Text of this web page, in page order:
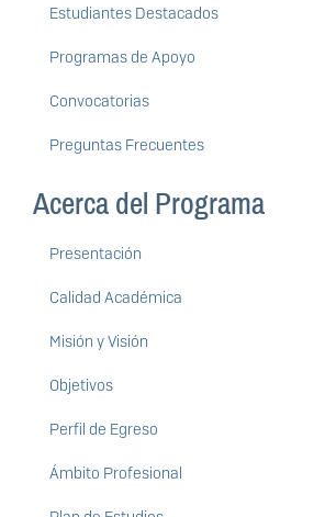
Estudiantes Destacados
Programas de Apoyo
Convocatorias
Preguntas Frecuentes
Acerca del Programa
Presentación
Calidad Académica
Misión y Visión
Objetivos
Perfil de Egreso
Ámbito Profesional